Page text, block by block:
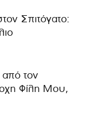
Σπιτόγατο:
από τον
Φίλη Μου,